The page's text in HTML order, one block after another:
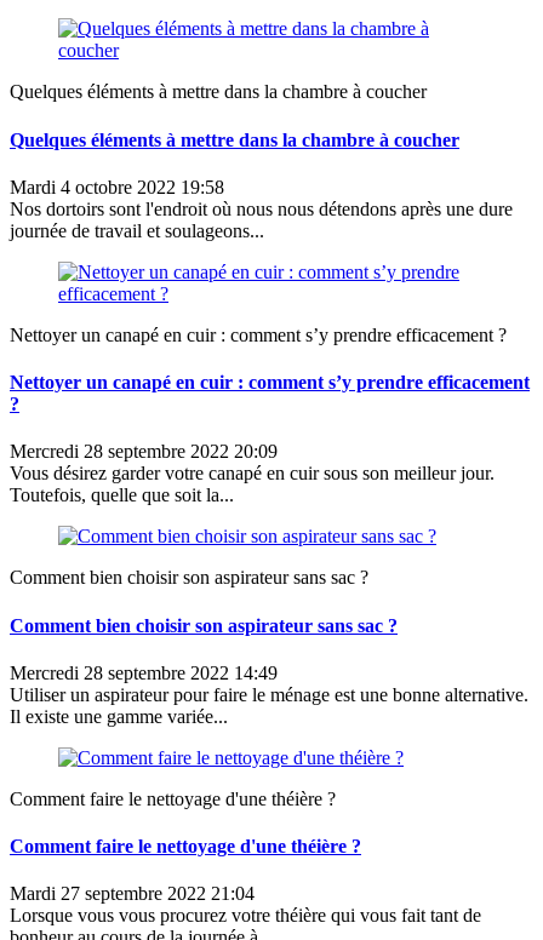
Quelques éléments à mettre dans la chambre à coucher
Quelques éléments à mettre dans la chambre à coucher
Mardi 4 octobre 2022 19:58
Nos dortoirs sont l'endroit où nous nous détendons après une dure
journée de travail et soulageons...
Nettoyer un canapé en cuir : comment s’y prendre efficacement ?
Nettoyer un canapé en cuir : comment s’y prendre efficacement
?
Mercredi 28 septembre 2022 20:09
Vous désirez garder votre canapé en cuir sous son meilleur jour.
Toutefois, quelle que soit la...
Comment bien choisir son aspirateur sans sac ?
Comment bien choisir son aspirateur sans sac ?
Mercredi 28 septembre 2022 14:49
Utiliser un aspirateur pour faire le ménage est une bonne alternative.
Il existe une gamme variée...
Comment faire le nettoyage d'une théière ?
Comment faire le nettoyage d'une théière ?
Mardi 27 septembre 2022 21:04
Lorsque vous vous procurez votre théière qui vous fait tant de